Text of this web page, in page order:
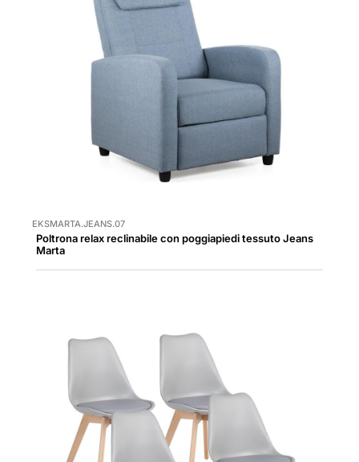
EKSMARTA.JEANS.07
Poltrona relax reclinabile con poggiapiedi tessuto Jeans
Marta